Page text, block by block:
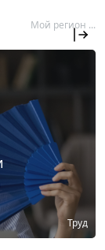
Мой регион ...
Труд